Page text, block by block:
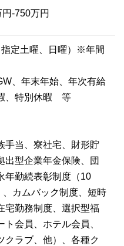
-750万円
指定土曜、日曜）※年間
、年末年始、年次有給
、特別休暇 等
手当、寮社宅、財形貯
出型企業年金保険、団
年勤続表彰制度（10
、カムバック制度、短時
宅勤務制度、選択型福
ト会員、ホテル会員、
クラブ、他）、各種ク